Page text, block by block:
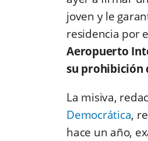
joven y le
residencia por
Aeropuerto
su prohibición
La misiva,
Democrática,
hace un año,